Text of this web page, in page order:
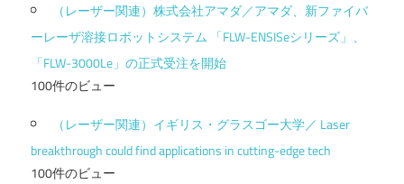
（レーザー関連）株式会社アマダ／アマダ、新ファイバ
ーレーザ溶接ロボットシステム 「FLW-ENSISeシリーズ」、
「FLW-3000Le」の正式受注を開始
100件のビュー
（レーザー関連）イギリス・グラスゴー大学／ Laser
breakthrough could find applications in cutting-edge tech
100件のビュー